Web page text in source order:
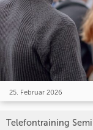
25. Februar 2026
Telefontraining